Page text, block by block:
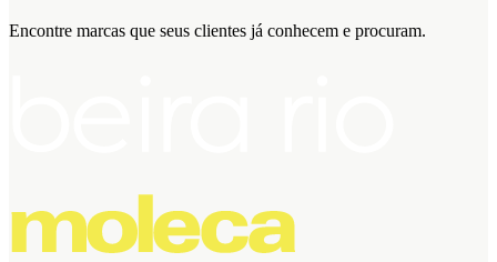
Encontre marcas que seus clientes já conhecem e procuram.